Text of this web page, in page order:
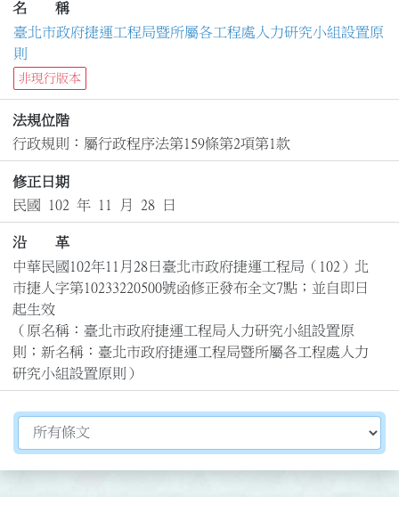
名 稱
臺北市政府捷運工程局暨所屬各工程處人力研究小組設置原
則
非現行版本
法規位階
行政規則：屬行政程序法第159條第2項第1款
修正日期
民國 102 年 11 月 28 日
沿 革
中華民國102年11月28日臺北市政府捷運工程局（102）北
市捷人字第10233220500號函修正發布全文7點；並自即日
起生效
（原名稱：臺北市政府捷運工程局人力研究小組設置原
則；新名稱：臺北市政府捷運工程局暨所屬各工程處人力
研究小組設置原則）
切換選擇法規資訊內容